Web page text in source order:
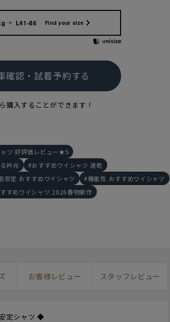
172cm
L41-86 Find your size
購入することができます！
ツ 好評価レビュー★5
衿元
おすすめワイシャツ 速乾
安定 おすすめワイシャツ
機能性 おすすめワイシャツ
すめワイシャツ 2026春物新作
お客様レビュー スタッフレビュー
シャツ ◆